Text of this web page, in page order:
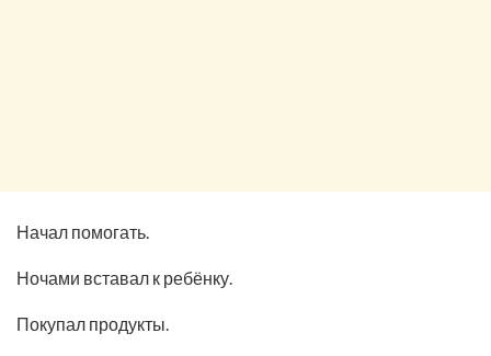
Начал помогать.
Ночами вставал к ребёнку.
Покупал продукты.